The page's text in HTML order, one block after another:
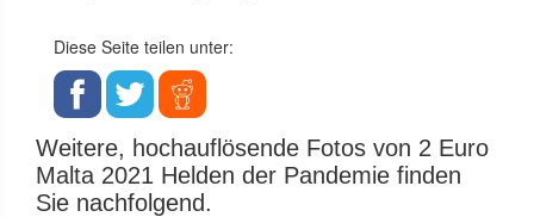
Diese Seite teilen unter:
Weitere, hochauflösende Fotos von 2 Euro
Malta 2021 Helden der Pandemie finden
Sie nachfolgend.